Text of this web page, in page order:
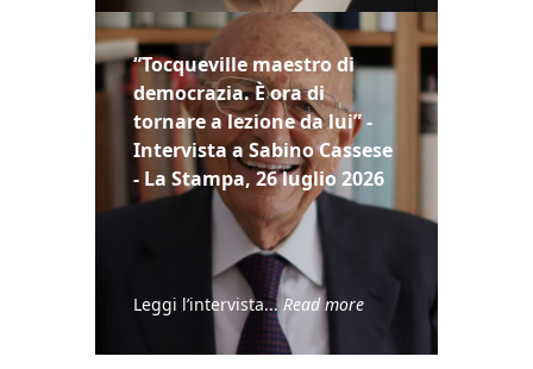
“Tocqueville maestro di
democrazia. È ora di
tornare a lezione da lui” -
Intervista a Sabino Cassese
- La Stampa, 26 luglio 2026
Leggi l’intervista...Read more